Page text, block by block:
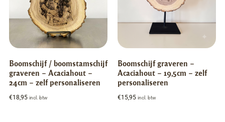
Boomschijf / boomstamschijf
graveren – Acaciahout –
24cm – zelf personaliseren
€18,95 incl. btw
Boomschijf graveren –
Acaciahout – 19,5cm – zelf
personaliseren
€15,95 incl. btw